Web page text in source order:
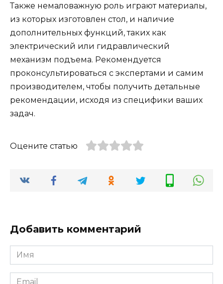
Также немаловажную роль играют материалы,
из которых изготовлен стол, и наличие
дополнительных функций, таких как
электрический или гидравлический
механизм подъема. Рекомендуется
проконсультироваться с экспертами и самим
производителем, чтобы получить детальные
рекомендации, исходя из специфики ваших
задач.
Оцените статью
Добавить комментарий
Имя
*
Email